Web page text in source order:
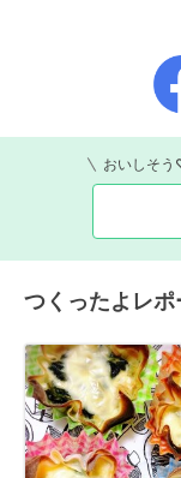
おいしそう
つくったよレポ